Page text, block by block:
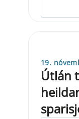
19.
Útlán